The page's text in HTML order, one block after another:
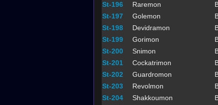
St-196
Raremon
St-197
Golemon
St-198
Devidramon
St-199
Gorimon
St-200
Snimon
St-201
Cockatrimon
St-202
Guardromon
St-203
Revolmon
St-204
Shakkoumon